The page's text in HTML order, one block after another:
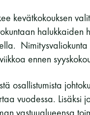
kevätkokouksen
halukkaiden
ennen
osallistumista
vuodessa. Lisäksi
vastuualueensa